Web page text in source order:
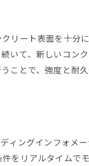
リート表面を十分
いて、新しいコン
ことで、強度と耐
ィングインフォメー
をリアルタイムで